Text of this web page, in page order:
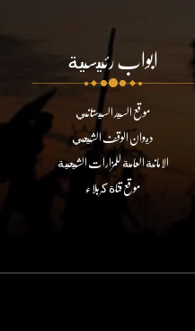
ابواب رئيسية
موقع السيد السيستاني
ديوان الوقف الشيعي
الامانة العامة للمزارات الشيعية
موقع قناة كربلاء